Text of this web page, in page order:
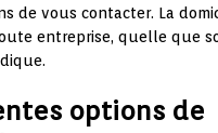
de vous contacter. La
entreprise, quelle que
options de